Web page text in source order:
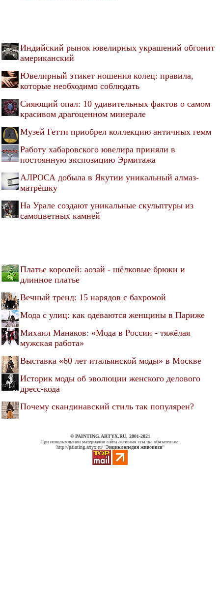
Индийский рынок ювелирных украшений обгонит
американский
Ювелирный этикет ношения колец: правила,
которые необходимо соблюдать
Сияющий опал: 10 удивительных фактов о самом
красивом драгоценном минерале
Музей Гетти приобрел коллекцию античных гемм
Работу хабаровского ювелира приняли в
постоянную экспозицию Эрмитажа
АЛРОСА добыла в Якутии уникальный алмаз-
матрёшку
На Урале создают уникальные скульптуры из
самоцветных камней
Платье королей: аозай - шёлковые брюки и
длинное платье
Вечный тренд: 15 нарядов с бахромой
Мода с улиц: как одеваются женщины в Париже
Михаил Манаков: «Мода в России - тяжёлая
мужская работа»
Выставка «60 лет итальянской моды» в Москве
Историк моды об эволюции женского делового
дресс-кода
Почему скандинавский стиль так популярен?
© PAINTING.ARTYX.RU, 2001-2021
При использовании материалов сайта активная ссылка обязательна:
http://painting.artyx.ru/ 'Энциклопедия живописи'